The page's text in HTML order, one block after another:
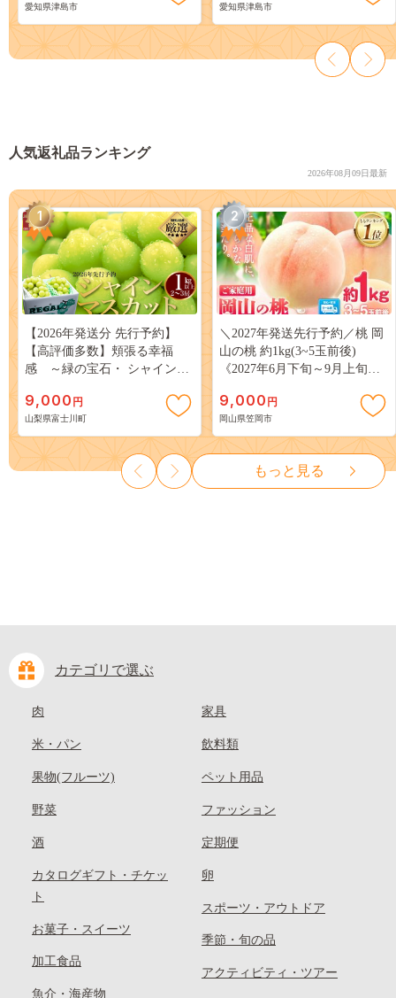
愛知県津島市 愛知県津島市
人気返礼品ランキング
2026年08月09日最新
1
【2026年発送分 先行予約】
【高評価多数】頬張る幸福
感 ～緑の宝石・ シャインマ
３房） フルーツ 山梨県産 果
物 くだもの シャイン マスカ
ット ぶどう ブドウ 葡萄 大粒
種なし 先行予約 富士川町
10000円 一万円 9000円 九千円
9,000 円
山梨県富士川町
2
＼2027年発送先行予約／桃 岡
山の桃 約1kg(3~5玉前後)
《2027年6月下旬～9月上旬頃
岡山 はくとう スイーツ フル
ーツ 果物 デザート 旬 モモ も
も 先行予約 送料無料 果物 岡
山県 笠岡市 清水白桃 白鳳 白
麗 クール便---
kasaoka_zsy_419_100---
9,000 円
岡山県笠岡市
もっと見る
カテゴリで選ぶ
肉
米・パン
果物(フルーツ)
野菜
酒
カタログギフト・チケッ
ト
お菓子・スイーツ
加工食品
魚介・海産物
家具
飲料類
ペット用品
ファッション
定期便
卵
スポーツ・アウトドア
季節・旬の品
アクティビティ・ツアー